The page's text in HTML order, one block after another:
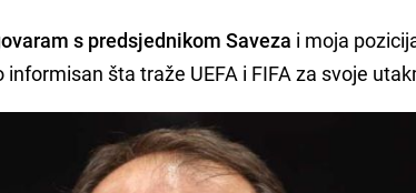
s predsjednikom Saveza i moja
šta traže UEFA i FIFA za svoje